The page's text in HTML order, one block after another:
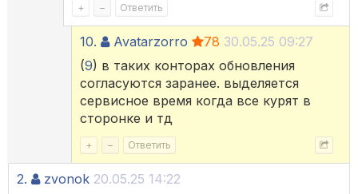
+ – Ответить
10. Avatarzorro 78 30.05.25 09:27
(9) в таких конторах обновления
согласуются заранее. выделяется
сервисное время когда все курят в
сторонке и тд
+ – Ответить
2. zvonok 20.05.25 14:22